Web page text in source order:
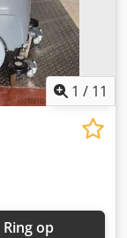
1 / 11
Ring op